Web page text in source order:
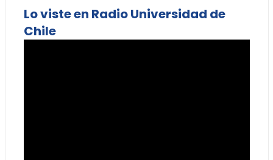
Lo viste en Radio Universidad de
Chile